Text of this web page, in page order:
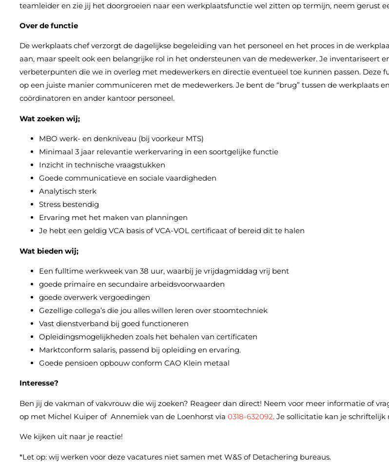
teamleider en zie jij het doorgroeien naar een werkplaatsfunctie wel zitten op termijn, neem gerust
Over de functie
De werkplaats chef verzorgt de dagelijkse begeleiding van het personeel en het proces in de
aan, maar speelt ook een belangrijke rol in het ondersteunen van de medewerker. Je inventariseert
verbeterpunten die we in overleg met medewerkers en directie eventueel toe kunnen passen. Deze
op een juiste manier communiceren met de medewerkers. Je bent de “brug” tussen de werkplaats
coördinatoren en ander kantoor personeel.
Wat zoeken wij;
MBO werk- en denkniveau (bij voorkeur MTS)
Minimaal 3 jaar relevantie werkervaring in een soortgelijke functie
Inzicht in technische vraagstukken
Goede communicatieve en sociale vaardigheden
Analytisch sterk
Stress bestendig
Ervaring met het maken van planningen
Je hebt een geldig VCA basis of VCA-VOL certificaat of bereid dit te halen
Wat bieden wij;
Een fulltime werkweek van 38 uur, waarbij je vrijdagmiddag vrij bent
goede primaire en secundaire arbeidsvoorwaarden
goede overwerk vergoedingen
Gezellige collega’s die jou alles willen leren over stoomtechniek
Vast dienstverband bij goed functioneren
Opleidingsmogelijkheden zoals het behalen van certificaten
Marktconform salaris, passend bij opleiding en ervaring.
Goede pensioen opbouw conform CAO Klein metaal
Interesse?
Ben jij de vakman of vakvrouw die wij zoeken? Reageer dan direct! Neem voor meer informatie of
op met Michel Kuiper of Annemiek van de Loenhorst via 0318-632092. Je sollicitatie kan je schriftelijk
We kijken uit naar je reactie!
*Let op: wij werken voor deze vacatures niet samen met W&S of Detachering bureaus.